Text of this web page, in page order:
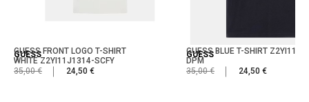
GUESS
GUESS FRONT LOGO T-SHIRT
WHITE Z2YI11J1314-SCFY
35,00 €
24,50 €
GUESS
GUESS BLUE T-SHIRT
DPM
35,00 €
24,50 €